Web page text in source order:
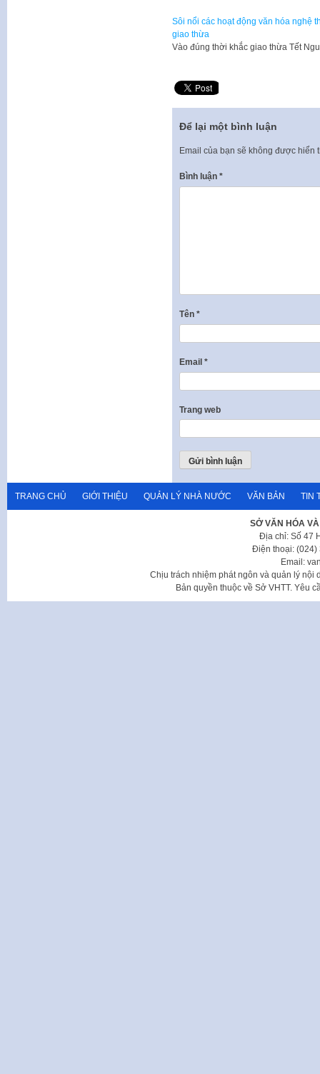
Sôi nổi các hoạt động văn hóa nghệ
giao thừa
Vào đúng thời khắc giao thừa Tết
Để lại một bình luận
Email của bạn sẽ không được hiển
Bình luận *
Tên *
Email *
Trang web
TRANG CHỦ GIỚI THIỆU QUẢN LÝ NHÀ NƯỚC VĂN BẢN TIN
SỞ VĂN HÓA
Địa chỉ: Số 47
Điện thoại: (024)
Email:
Chịu trách nhiệm phát ngôn và quản lý nội
Bản quyền thuộc về Sở VHTT. Yêu